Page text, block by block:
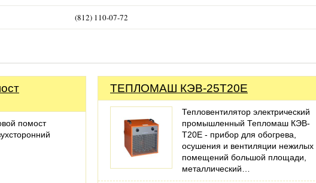
(812) 110-07-72
помост
ТЕПЛОМАШ КЭВ-25Т20Е
Тепловентилятор электрический
промышленный Тепломаш КЭВ-
Т20E - прибор для обогрева,
осушения и вентиляции нежилых
помещений большой площади,
металлический…